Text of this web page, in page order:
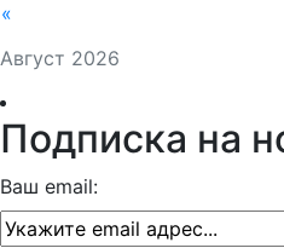
Август 2026
«
Подписка на
Ваш email: